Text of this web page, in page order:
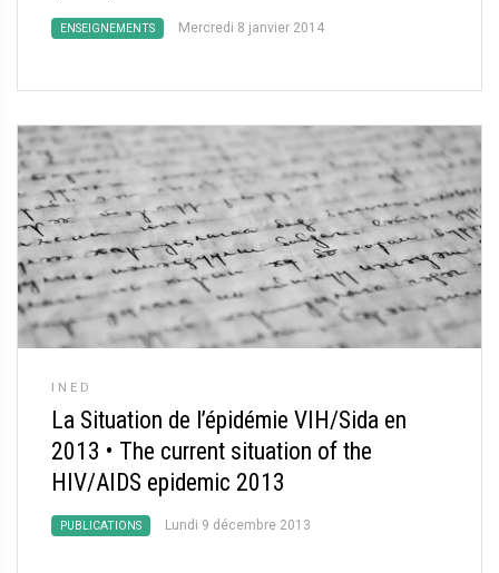
ENSEIGNEMENTS Mercredi 8 janvier 2014
INED
La Situation de l’épidémie VIH/Sida en
2013 • The current situation of the
HIV/AIDS epidemic 2013
PUBLICATIONS Lundi 9 décembre 2013